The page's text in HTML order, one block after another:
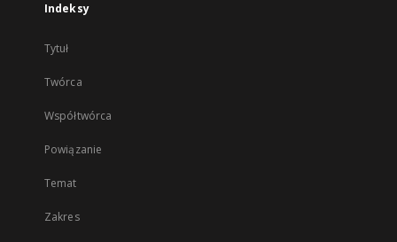
Indeksy
Tytuł
Twórca
Współtwórca
Powiązanie
Temat
Zakres